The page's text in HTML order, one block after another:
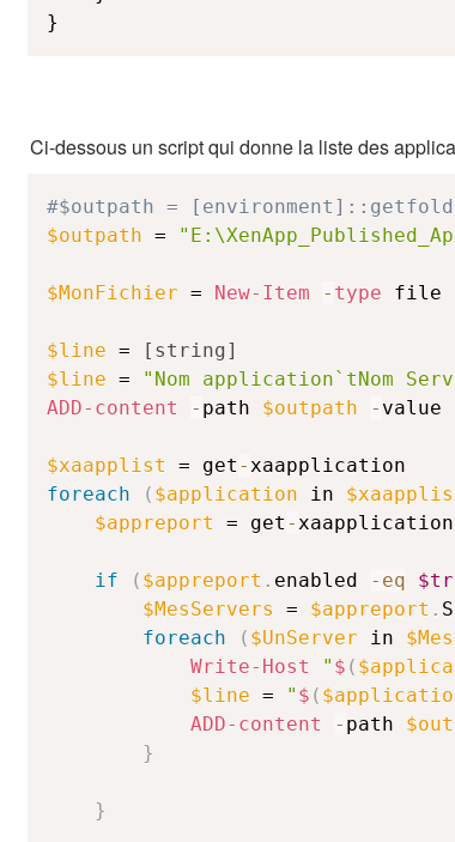
}
Ci-dessous un script qui donne la liste des
#$outpath =
$outpath =
$MonFichier = New-Item - type file
$line =
[string]
$line =
"Nom application`tNom
ADD-content
- path $outpath - value
$xaapplist = get -
foreach
( $application in
$appreport
= get -
if ( $appreport . enabled -eq
$MesServers
= $appreport .
foreach
( $UnServer in
Write-Host
" $ (
$line = " $ (
ADD-content
- path
}
}